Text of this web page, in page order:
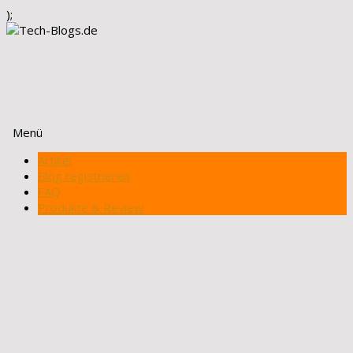
);
Menü
Zum
Inhalt
springen
Artikel
Blog registrieren
FAQ
Produkte & Review